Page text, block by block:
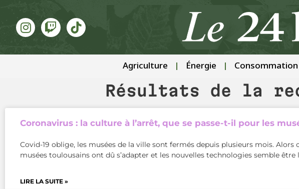
Agriculture Énergie Consommation
Résultats de la
Coronavirus : la culture à l’arrêt, que se passe-t-il pour les
Covid-19 oblige, les musées de la ville sont fermés depuis plusieurs mois.
musées toulousains ont dû s’adapter et les nouvelles technologies semble être
LIRE LA SUITE »